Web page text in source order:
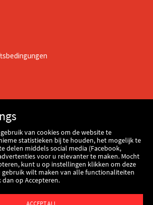
van cookies om de website te
statistieken bij te houden, het mogelijk te
delen middels social media (Facebook,
voor u relevanter te maken. Mocht
kunt u op instellingen klikken om deze
gebruik wilt maken van alle functionaliteiten
op Accepteren.
ACCEPT ALL